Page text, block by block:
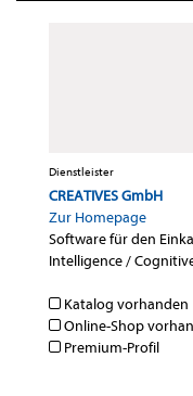
Dienstleister
CREATIVES GmbH
Zur Homepage
Software für den
Intelligence /
Katalog vorhanden
Online-Shop
Premium-Profil